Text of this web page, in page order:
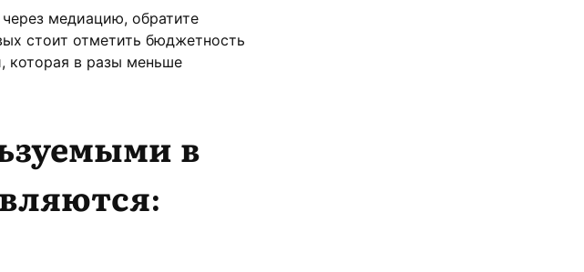
медиацию, обратите
стоит отметить бюджетность
которая в разы меньше
в